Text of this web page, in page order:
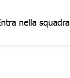
nella squadra